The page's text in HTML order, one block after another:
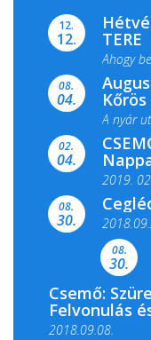
12.
12. TERE
Ahogy
ismét
08.
04.
A nyár
02.
04.
2019.
Színes
Csemői
08.
30.
08.
30.
Csemő:
Felvonulás
2018.09.08.